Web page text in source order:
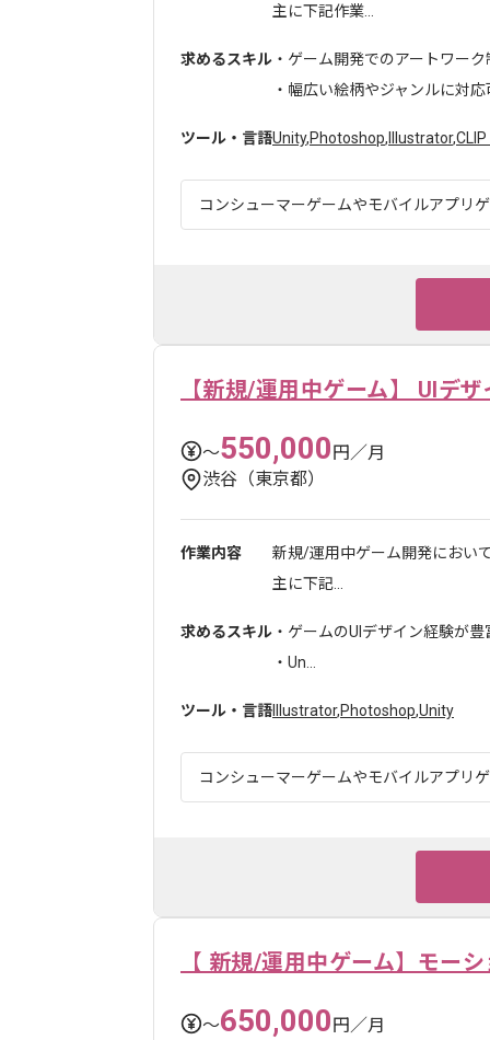
主に下記作業...
求めるスキル ・ゲーム開発でのアートワー
・幅広い絵柄やジャンルに対応
ツール・言語Unity,Photoshop, Illustrator,
コンシューマーゲームやモバイルアプリ
【新規/運用中ゲーム】 UIデ
〜550,000円／月
渋谷（東京都）
作業内容
新規/運用中ゲーム開発におい
主に下記...
求めるスキル ・ゲームのUIデザイン経験が
・Un...
ツール・言語 Illustrator,Photoshop,Unity
コンシューマーゲームやモバイルアプリ
【 新規/運用中ゲーム】モー
〜650,000円／月